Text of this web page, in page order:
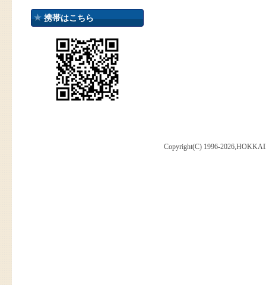
携帯はこちら
Copyright(C) 1996-